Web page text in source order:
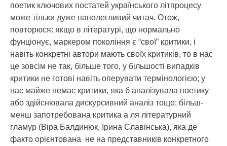
поетик ключових постатей українського літпроцесу
може тільки дуже наполегливий читач. Отож,
повторюся: якщо в літературі, що нормально
фунціонує, маркером покоління є “свої” критики, і
навіть конкретні автори мають своїх критиків, то в нас
це зовсім не так, більше того, у більшості випадків
критики не готові навіть оперувати термінологією; у
нас майже немає критики, яка б аналізувала поетику
або здійснювала дискурсивний аналіз тощо; більш-
менш запотребована критика а ля літературний
гламур (Віра Балдинюк, Ірина Славінська), яка де
факто орієнтована не на представників конкретного